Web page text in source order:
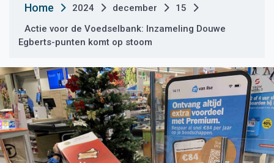
Home 2024 december
15
Actie voor de Voedselbank: Inzameling Douwe
Egberts-punten komt op stoom